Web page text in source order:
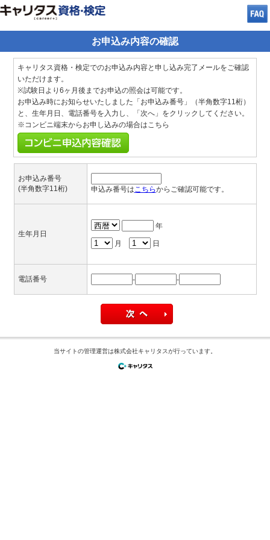
お申込み内容の確認
キャリタス資格・検定でのお申込み内容と申し込み完了メールをご確認
いただけます。
※試験日より6ヶ月後までお申込の照会は可能です。
お申込み時にお知らせいたしました「お申込み番号」（半角数字11桁）
と、生年月日、電話番号を入力し、「次へ」をクリックしてください。
※コンビニ端末からお申し込みの場合はこちら
お申込み番号
(半角数字11桁)
申込み番号はこちらからご確認可能です。
生年月日
年
月 日
電話番号 - -
当サイトの管理運営は株式会社キャリタスが行っています。